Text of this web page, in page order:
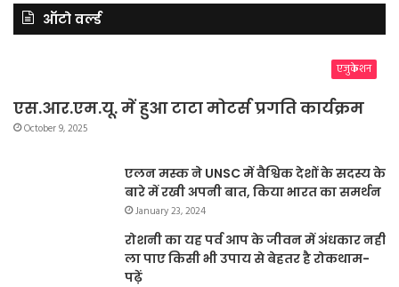
ऑटो वर्ल्ड
एजुकेशन
एस.आर.एम.यू. में हुआ टाटा मोटर्स प्रगति कार्यक्रम
October 9, 2025
एलन मस्क ने UNSC में वैश्विक देशों के सदस्य के
बारे में रखी अपनी बात, किया भारत का समर्थन
January 23, 2024
रोशनी का यह पर्व आप के जीवन में अंधकार नहीं
ला पाए किसी भी उपाय से बेहतर है रोकथाम-
पढ़ें